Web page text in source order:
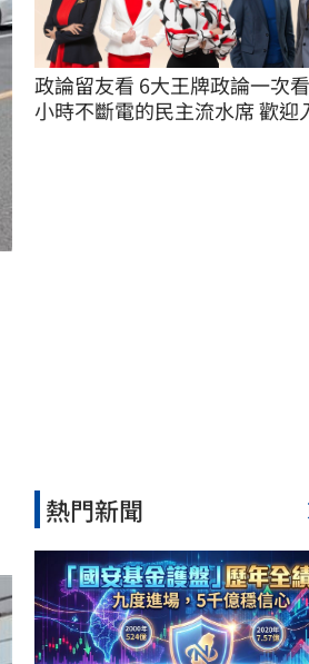
政論留友看 6大王牌政論一次
小時不斷電的民主流水席 歡迎
熱門新聞